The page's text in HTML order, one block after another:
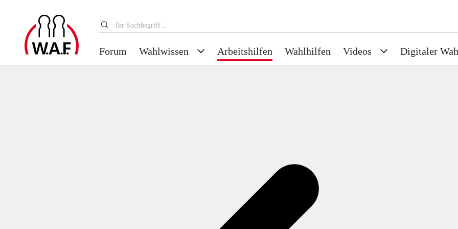
Forum Wahlwissen Arbeitshilfen Wahlhilfen Videos Digitaler